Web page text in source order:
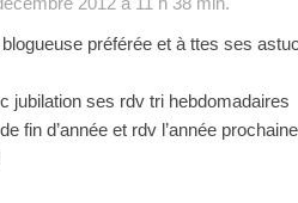
préférée et à ttes ses
jubilation ses rdv tri hebdomadaires
fin d’année et rdv l’année